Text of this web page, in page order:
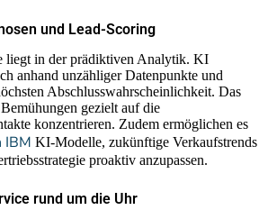
und Lead-Scoring
liegt in der prädiktiven Analytik. KI
anhand unzähliger Datenpunkte und
Abschlusswahrscheinlichkeit. Das
gezielt auf die
konzentrieren. Zudem ermöglichen es
IBM KI-Modelle, zukünftige Verkaufstrends
proaktiv anzupassen.
rund um die Uhr